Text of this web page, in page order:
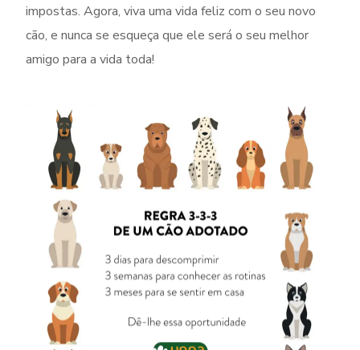
impostas. Agora, viva uma vida feliz com o seu novo
cão, e nunca se esqueça que ele será o seu melhor
amigo para a vida toda!